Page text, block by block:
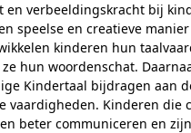
en verbeeldingskracht bij
speelse en creatieve
kinderen hun
hun woordenschat.
Kindertaal bijdragen aan
vaardigheden. Kinderen die
beter communiceren en